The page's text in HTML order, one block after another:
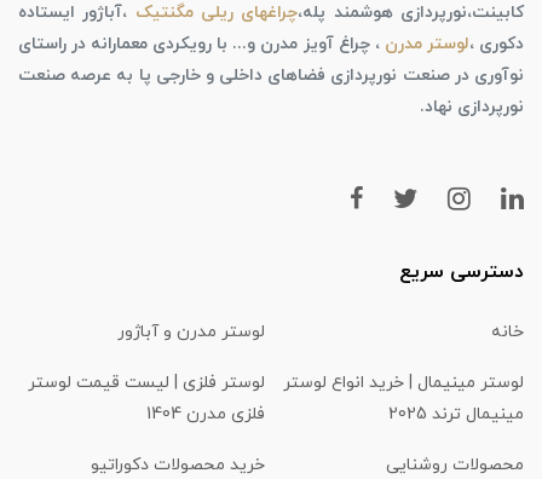
کابینت،نورپردازی هوشمند پله،چراغهای ریلی مگنتیک ،آباژور ایستاده
دکوری ،لوستر مدرن ، چراغ آویز مدرن و... با رویکردی معمارانه در راستای
نوآوری در صنعت نورپردازی فضاهای داخلی و خارجی پا به عرصه صنعت
نورپردازی نهاد.
دسترسی سریع
خانه لوستر مدرن و آباژور
لوستر مینیمال | خرید انواع لوستر
مینیمال ترند 2025
لوستر فلزی | لیست قیمت لوستر
فلزی مدرن 1404
محصولات روشنایی
خرید محصولات دکوراتیو